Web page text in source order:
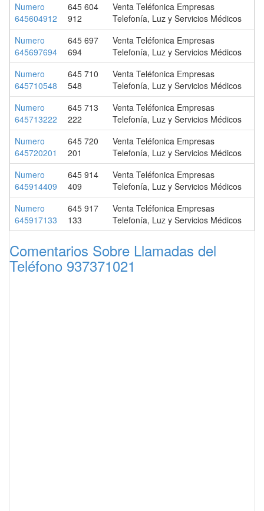
Numero
645604912
645 604
912
Venta Teléfonica Empresas
Telefonía, Luz y Servicios Médicos
Numero
645697694
645 697
694
Venta Teléfonica Empresas
Telefonía, Luz y Servicios Médicos
Numero
645710548
645 710
548
Venta Teléfonica Empresas
Telefonía, Luz y Servicios Médicos
Numero
645713222
645 713
222
Venta Teléfonica Empresas
Telefonía, Luz y Servicios Médicos
Numero
645720201
645 720
201
Venta Teléfonica Empresas
Telefonía, Luz y Servicios Médicos
Numero
645914409
645 914
409
Venta Teléfonica Empresas
Telefonía, Luz y Servicios Médicos
Numero
645917133
645 917
133
Venta Teléfonica Empresas
Telefonía, Luz y Servicios Médicos
Comentarios Sobre Llamadas del
Teléfono 937371021